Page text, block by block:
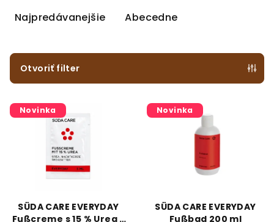
p
r
o
Najpredávanejšie Abecedne
Otvoriť filter
V
ý Novinka
SÜDA CARE EVERYDAY
Fußcreme s 15 % Urea -
Novinka
SÜDA CARE EVERYDAY
Fußbad 200 ml